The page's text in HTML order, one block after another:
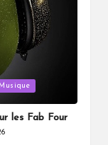
Musique
les Fab Four